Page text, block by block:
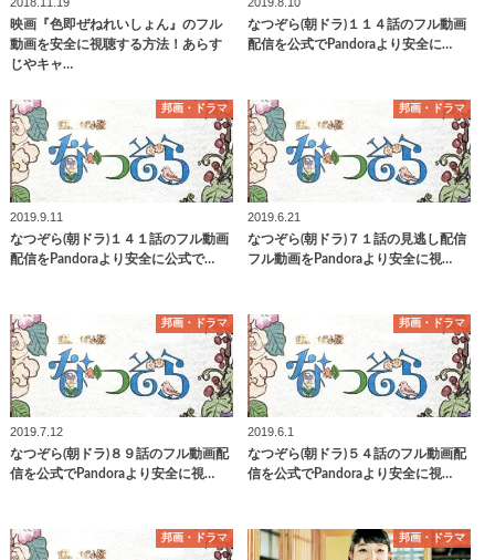
映画『色即ぜねれいしょん』のフル
動画を安全に視聴する方法！あらす
じやキャ…
なつぞら(朝ドラ)１１４話のフル動画
配信を公式でPandoraより安全に…
邦画・ドラマ
2019.9.11
なつぞら(朝ドラ)１４１話のフル動画
配信をPandoraより安全に公式で…
邦画・ドラマ
2019.6.21
なつぞら(朝ドラ)７１話の見逃し配信
フル動画をPandoraより安全に視…
邦画・ドラマ
2019.7.12
なつぞら(朝ドラ)８９話のフル動画配
信を公式でPandoraより安全に視…
邦画・ドラマ
2019.6.1
なつぞら(朝ドラ)５４話のフル動画配
信を公式でPandoraより安全に視…
邦画・ドラマ 邦画・ドラマ